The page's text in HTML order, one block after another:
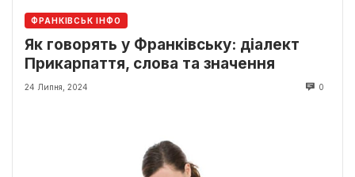
ФРАНКІВСЬК ІНФО
Як говорять у Франківську: діалект
Прикарпаття, слова та значення
24 Липня, 2024 0